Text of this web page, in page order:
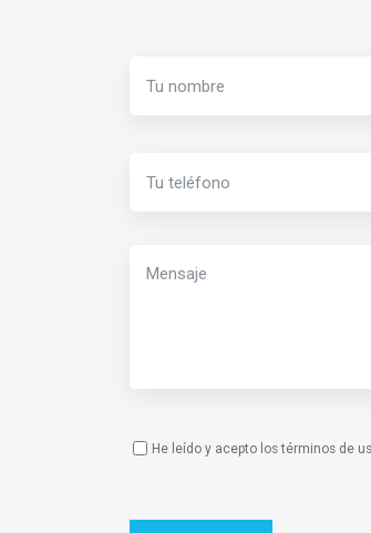
PolíticaHe leído y acepto los términos de